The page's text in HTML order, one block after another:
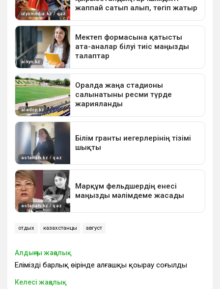
отдых казахстанцы август
Алдыңғы жаңалық
Еліміздің барлық өңірінде алғашқы қоңырау соғылды
Келесі жаңалық